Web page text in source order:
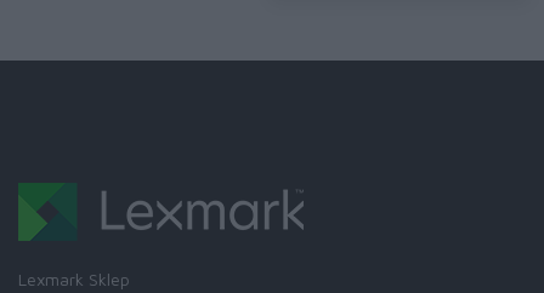
Lexmark Sklep